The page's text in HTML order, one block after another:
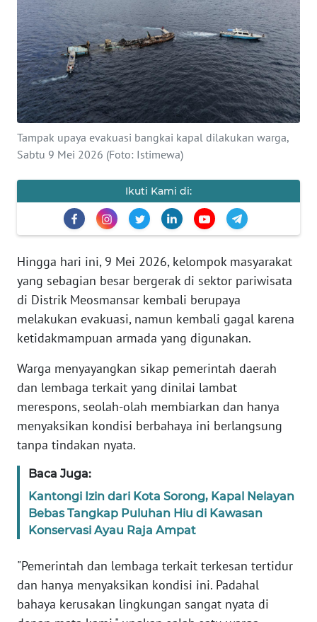
Tampak upaya evakuasi bangkai kapal dilakukan warga,
Sabtu 9 Mei 2026 (Foto: Istimewa)
Ikuti Kami di:
Hingga hari ini, 9 Mei 2026, kelompok masyarakat
yang sebagian besar bergerak di sektor pariwisata
di Distrik Meosmansar kembali berupaya
melakukan evakuasi, namun kembali gagal karena
ketidakmampuan armada yang digunakan.
Warga menyayangkan sikap pemerintah daerah
dan lembaga terkait yang dinilai lambat
merespons, seolah-olah membiarkan dan hanya
menyaksikan kondisi berbahaya ini berlangsung
tanpa tindakan nyata.
Baca Juga:
Kantongi Izin dari Kota Sorong, Kapal Nelayan
Bebas Tangkap Puluhan Hiu di Kawasan
Konservasi Ayau Raja Ampat
"Pemerintah dan lembaga terkait terkesan tertidur
dan hanya menyaksikan kondisi ini. Padahal
bahaya kerusakan lingkungan sangat nyata di
KONTAK
KAMI
INFO
IKLAN
TENTANG
KAMI
MEDIA
KARIR
DISCLAIMER
Wahana
Regional
WN
SUMUT
JAKARTA
WN
JABAR
WN
BANTEN